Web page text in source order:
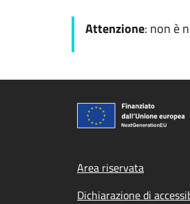
Attenzione: non è
Footer
Area riservata
Dichiarazione di